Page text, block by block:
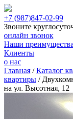
+7 (987)847-02-99
Звоните
онлайн звонок
Наши преимущества
Клиенты
о нас
Главная /Каталог
квартиры /
на ул. Высотная, 12